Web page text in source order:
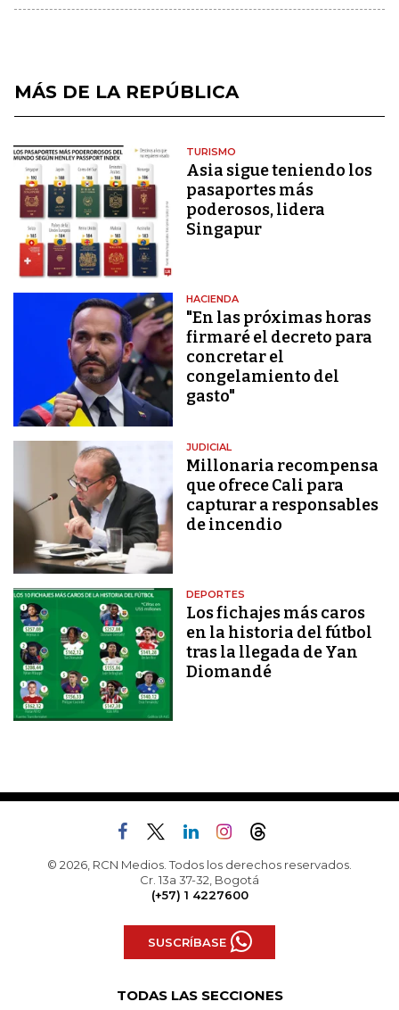
MÁS DE LA REPÚBLICA
TURISMO
Asia sigue teniendo los
pasaportes más
poderosos, lidera
Singapur
HACIENDA
"En las próximas horas
firmaré el decreto para
concretar el
congelamiento del
gasto"
JUDICIAL
Millonaria recompensa
que ofrece Cali para
capturar a responsables
de incendio
DEPORTES
Los fichajes más caros
en la historia del fútbol
tras la llegada de Yan
Diomandé
© 2026, RCN Medios. Todos los derechos reservados.
Cr. 13a 37-32, Bogotá
(+57) 1 4227600
SUSCRÍBASE
TODAS LAS SECCIONES